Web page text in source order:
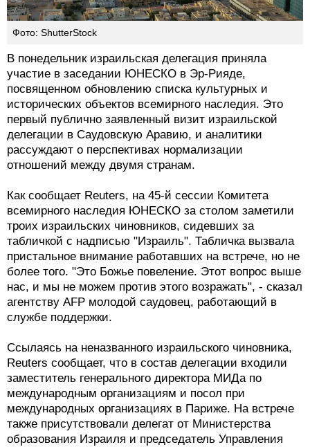
Фото: ShutterStock
В понедельник израильская делегация приняла
участие в заседании ЮНЕСКО в Эр-Рияде,
посвященном обновлению списка культурных и
исторических объектов всемирного наследия. Это
первый публично заявленный визит израильской
делегации в Саудовскую Аравию, и аналитики
рассуждают о перспективах нормализации
отношений между двумя странам.
Как сообщает Reuters, на 45-й сессии Комитета
всемирного наследия ЮНЕСКО за столом заметили
троих израильских чиновников, сидевших за
табличкой с надписью "Израиль". Табличка вызвала
пристальное внимание работавших на встрече, но не
более того. "Это Божье повеление. Этот вопрос выше
нас, и мы не можем против этого возражать", - сказал
агентству AFP молодой саудовец, работающий в
службе поддержки.
Ссылаясь на неназванного израильского чиновника,
Reuters сообщает, что в состав делегации входили
заместитель генерального директора МИДа по
международным организациям и посол при
международных организациях в Париже. На встрече
также присутствовали делегат от Министерства
образования Израиля и председатель Управления